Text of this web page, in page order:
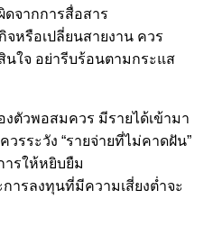
จากการสื่อสาร
หรือเปลี่ยนสายงาน ควร
ใจ อย่ารีบร้อนตามกระแส
ตัวพอสมควร มีรายได้เข้ามา
รระวัง “รายจ่ายที่ไม่คาดฝัน”
ารให้หยิบยืม
ารลงทุนที่มีความเสี่ยงต่ำจะ